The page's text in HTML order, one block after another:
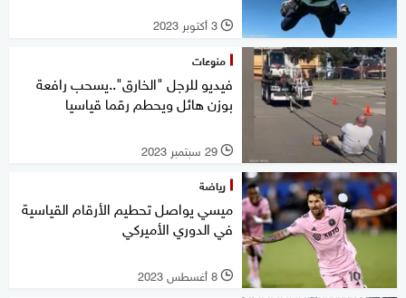
l 3 أكتوبر 2023
منوعات
فيديو للرجل "الخارق"..يسحب رافعة
بوزن هائل ويحطم رقما قياسيا
l 29 سبتمبر 2023
رياضة
ميسي يواصل تحطيم الأرقام القياسية
في الدوري الأميركي
l 8 أغسطس 2023